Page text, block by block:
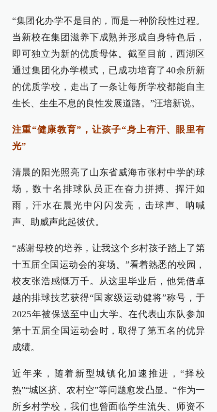
“集团化办学不是目的，而是一种阶段性过程。
当新校在集团滋养下成熟并形成自身特色后，
即可独立为新的优质母体。截至目前，西湖区
通过集团化办学模式，已成功培育了40余所新
的优质学校，走出了一条让每所学校都能自主
生长、生生不息的良性发展道路。”汪培新说。
注重“健康教育”，让孩子“身上有汗、眼里有
光”
清晨的阳光照亮了山东省威海市张村中学的球
场，数十名排球队员正在奋力拼搏、挥汗如
雨，汗水在晨光中闪闪发亮，击球声、呐喊
声、助威声此起彼伏。
“感谢母校的培养，让我这个乡村孩子踏上了第
十五届全国运动会的赛场。”看着熟悉的校园，
校友张浩感慨万千。从这里毕业后，他凭借卓
越的排球技艺获得“国家级运动健将”称号，于
2025年被保送至中山大学。在代表山东队参加
第十五届全国运动会时，取得了第五名的优异
成绩。
近年来，随着新型城镇化加速推进，“择校
热”“城区挤、农村空”等问题愈发凸显。“作为一
所乡村学校，我们也曾面临学生流失、师资不